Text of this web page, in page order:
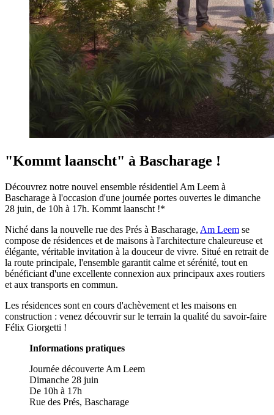
"Kommt laanscht" à Bascharage !
Découvrez notre nouvel ensemble résidentiel Am Leem à
Bascharage à l'occasion d'une journée portes ouvertes le dimanche
28 juin, de 10h à 17h. Kommt laanscht !*
Niché dans la nouvelle rue des Prés à Bascharage, Am Leem se
compose de résidences et de maisons à l'architecture chaleureuse et
élégante, véritable invitation à la douceur de vivre. Situé en retrait de
la route principale, l'ensemble garantit calme et sérénité, tout en
bénéficiant d'une excellente connexion aux principaux axes routiers
et aux transports en commun.
Les résidences sont en cours d'achèvement et les maisons en
construction : venez découvrir sur le terrain la qualité du savoir-faire
Félix Giorgetti !
Informations pratiques
Journée découverte Am Leem
Dimanche 28 juin
De 10h à 17h
Rue des Prés, Bascharage